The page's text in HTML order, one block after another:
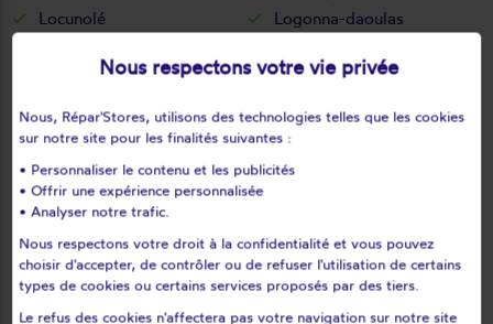
Locunolé
Logonna-daoulas
Loqueffret
Lothey
Mahalon
Melgven
Mellac
Mespaul
Milizac
Moëlan-sur-mer
Morlaix
Névez
Pencran
Penmarch
Peumerit
Peumérit
Plabennec
Pleuven
Nous respectons votre vie privée
Nous, Répar'Stores, utilisons des technologies telles que les cookies
sur notre site pour les finalités suivantes :
• Personnaliser le contenu et les publicités
• Offrir une expérience personnalisée
• Analyser notre trafic.
Nous respectons votre droit à la confidentialité et vous pouvez
choisir d'accepter, de contrôler ou de refuser l'utilisation de certains
types de cookies ou certains services proposés par des tiers.
Le refus des cookies n'affectera pas votre navigation sur notre site